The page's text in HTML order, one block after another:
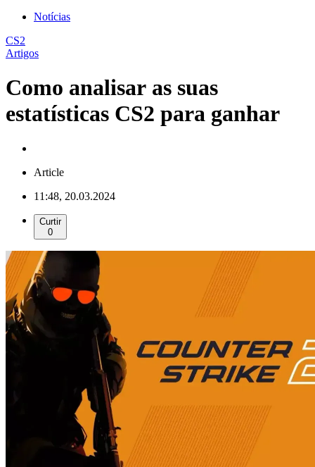
Notícias
CS2
Artigos
Como analisar as suas
estatísticas CS2 para ganhar
Article
11:48, 20.03.2024
Curtir
0